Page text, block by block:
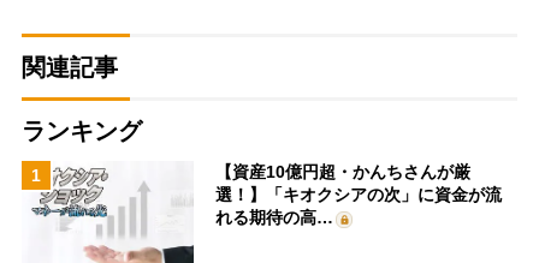
関連記事
ランキング
1
【資産10億円超・かんちさんが厳
選！】「キオクシアの次」に資金が流
れる期待の高…